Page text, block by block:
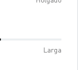
Larga